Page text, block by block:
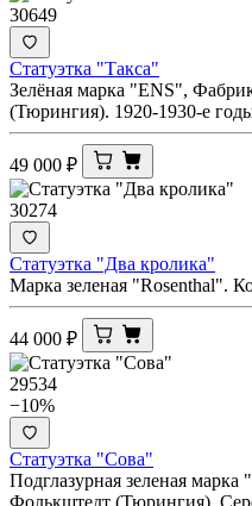
30649
Статуэтка "Такса"
Зелёная марка "ENS",
(Тюрингия). 1920-1930-е
49 000 ₽
30274
Статуэтка "Два кролика"
Марка зеленая "Rosenthal".
44 000 ₽
29534
−10%
Статуэтка "Сова"
Подглазурная зеленая
Фолькштедт (Тюрингия).